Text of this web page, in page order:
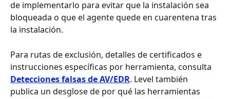
de implementarlo para evitar que la instalación sea
bloqueada o que el agente quede en cuarentena tras
la instalación.
Para rutas de exclusión, detalles de certificados e
instrucciones específicas por herramienta, consulta
Detecciones falsas de AV/EDR. Level también
publica un desglose de por qué las herramientas